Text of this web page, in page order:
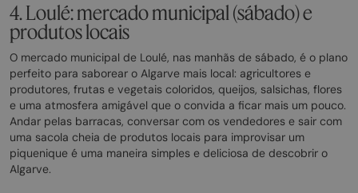
4. Loulé: mercado municipal (sábado) e
produtos locais
O mercado municipal de Loulé, nas manhãs de sábado, é o plano
perfeito para saborear o Algarve mais local: agricultores e
produtores, frutas e vegetais coloridos, queijos, salsichas, flores
e uma atmosfera amigável que o convida a ficar mais um pouco.
Andar pelas barracas, conversar com os vendedores e sair com
uma sacola cheia de produtos locais para improvisar um
piquenique é uma maneira simples e deliciosa de descobrir o
Algarve.